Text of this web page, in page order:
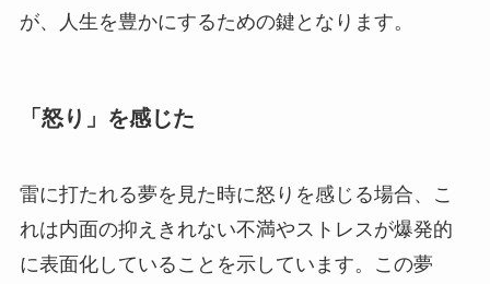
が、人生を豊かにするための鍵となります。
「怒り」を感じた
雷に打たれる夢を見た時に怒りを感じる場合、こ
れは内面の抑えきれない不満やストレスが爆発的
に表面化していることを示しています。この夢